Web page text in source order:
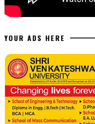
YOUR ADS HERE